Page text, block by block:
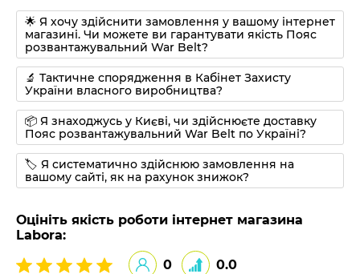
🌟 Я хочу здійснити замовлення у вашому інтернет
магазині. Чи можете ви гарантувати якість Пояс
розвантажувальний War Belt?
🔬 Тактичне спорядження в Кабінет Захисту
України власного виробництва?
📦 Я знаходжусь у Києві, чи здійснюєте доставку
Пояс розвантажувальний War Belt по Україні?
🏷 Я систематично здійснюю замовлення на
вашому сайті, як на рахунок знижок?
Оцініть якість роботи інтернет магазина
Labora:
0
0.0